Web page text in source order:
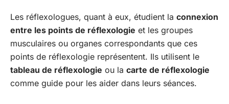
Les réflexologues, quant à eux, étudient la connexion
entre les points de réflexologie et les groupes
musculaires ou organes correspondants que ces
points de réflexologie représentent. Ils utilisent le
tableau de réflexologie ou la carte de réflexologie
comme guide pour les aider dans leurs séances.